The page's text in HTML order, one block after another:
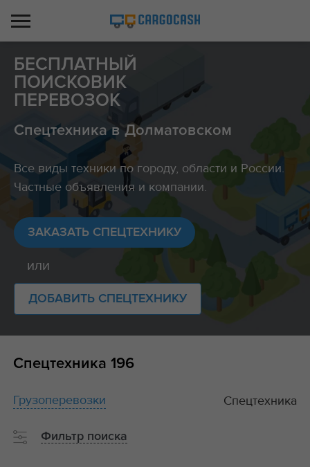
БЕСПЛАТНЫЙ
ПОИСКОВИК
ПЕРЕВОЗОК
Спецтехника в Долматовском
Все виды техники по городу, области и России.
Частные объявления и компании.
ЗАКАЗАТЬ СПЕЦТЕХНИКУ
или
ДОБАВИТЬ СПЕЦТЕХНИКУ
Спецтехника 196
Грузоперевозки Спецтехника
Фильтр поиска